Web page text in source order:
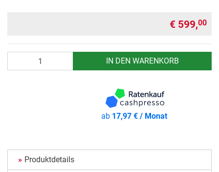
€ 599,00
IN DEN WARENKORB
ab 17,97 € / Monat
Produktdetails